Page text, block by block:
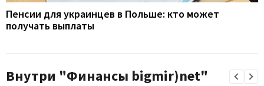
Пенсии для украинцев в Польше: кто может
получать выплаты
Внутри "Финансы bigmir)net"